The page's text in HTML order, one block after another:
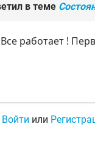
в теме
работает !
Войти или